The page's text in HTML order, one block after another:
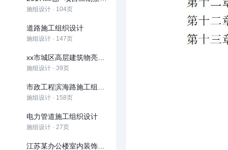
施组设计 · 104页
道路施工组织设计
施组设计 · 147页
施组设计 · 39页
施组设计 · 158页
电力管道施工组织设计
施组设计 · 27页